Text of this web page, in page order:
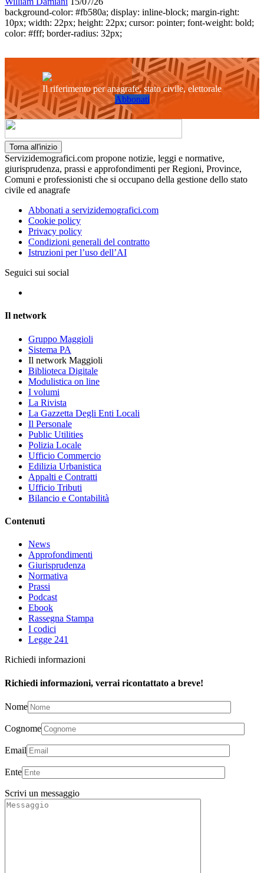
background-color: #fb580a; display: inline-block; margin-right:
10px; width: 22px; height: 22px; cursor: pointer; font-weight: bold;
color: #fff; border-radius: 32px;
Il riferimento per anagrafe, stato civile, elettorale
Abbonati
Torna all'inizio
Servizidemografici.com propone notizie, leggi e normative,
giurisprudenza, prassi e approfondimenti per Regioni, Province,
Comuni e professionisti che si occupano della gestione dello stato
civile ed anagrafe
Abbonati a servizidemografici.com
Cookie policy
Privacy policy
Condizioni generali del contratto
Istruzioni per l’uso dell’AI
Seguici sui social
Il network
Gruppo Maggioli
Sistema PA
Il network Maggioli
Biblioteca Digitale
Modulistica on line
I volumi
La Rivista
La Gazzetta Degli Enti Locali
Il Personale
Public Utilities
Polizia Locale
Ufficio Commercio
Edilizia Urbanistica
Appalti e Contratti
Ufficio Tributi
Bilancio e Contabilità
Contenuti
News
Approfondimenti
Giurisprudenza
Normativa
Prassi
Podcast
Ebook
Rassegna Stampa
I codici
Legge 241
Richiedi informazioni
Richiedi informazioni, verrai ricontattato a breve!
Nome
Cognome
Email
Ente
Scrivi un messaggio